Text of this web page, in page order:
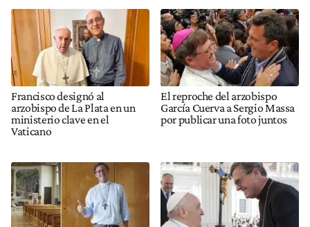
Francisco designó al
arzobispo de La Plata en un
ministerio clave en el
Vaticano
El reproche del arzobispo
García Cuerva a Sergio Massa
por publicar una foto juntos